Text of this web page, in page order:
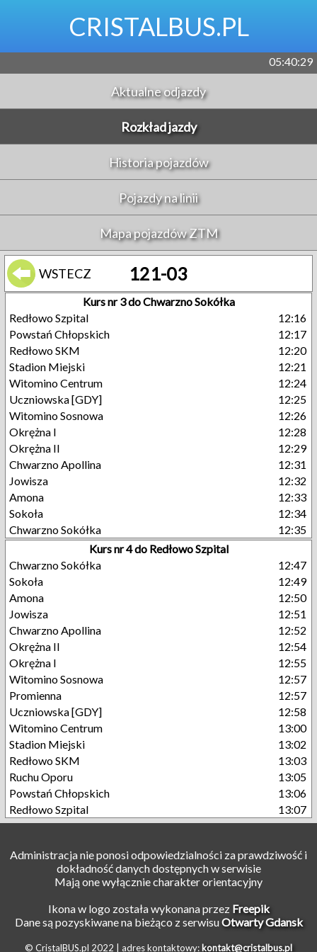
CRISTALBUS.PL
05:40:29
Aktualne odjazdy
Rozkład jazdy
Historia pojazdów
Pojazdy na linii
Mapa pojazdów ZTM
WSTECZ 121-03
Kurs nr 3 do Chwarzno Sokółka
Redłowo Szpital
12:16
Powstań Chłopskich
12:17
Redłowo SKM
12:20
Stadion Miejski
12:21
Witomino Centrum
12:24
Uczniowska [GDY]
12:25
Witomino Sosnowa
12:26
Okrężna I
12:28
Okrężna II
12:29
Chwarzno Apollina
12:31
Jowisza
12:32
Amona
12:33
Sokoła
12:34
Chwarzno Sokółka
12:35
Kurs nr 4 do Redłowo Szpital
Chwarzno Sokółka
12:47
Sokoła
12:49
Amona
12:50
Jowisza
12:51
Chwarzno Apollina
12:52
Okrężna II
12:54
Okrężna I
12:55
Witomino Sosnowa
12:57
Promienna
12:57
Uczniowska [GDY]
12:58
Witomino Centrum
13:00
Stadion Miejski
13:02
Redłowo SKM
13:03
Ruchu Oporu
13:05
Powstań Chłopskich
13:06
Redłowo Szpital
13:07
Administracja nie ponosi odpowiedzialności za prawdziwość i
dokładność danych dostępnych w serwisie
Mają one wyłącznie charakter orientacyjny
Ikona w logo została wykonana przez Freepik
Dane są pozyskiwane na bieżąco z serwisuOtwarty Gdansk
© CristalBUS.pl 2022 | adres kontaktowy: kontakt@cristalbus.pl